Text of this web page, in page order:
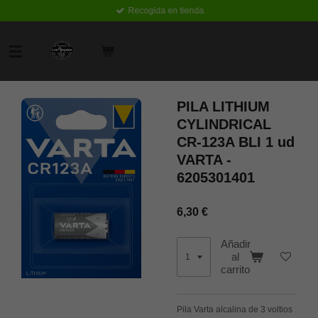
Recogida en tienda
PILA LITHIUM
CYLINDRICAL
CR-123A BLI 1 ud
VARTA -
6205301401
6,30 €
Añadir
al
carrito
Pila Varta alcalina de 3 voltios